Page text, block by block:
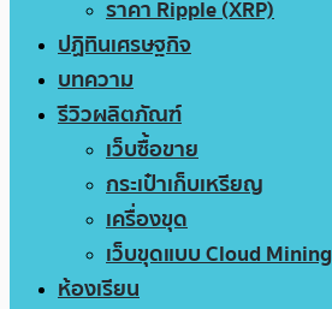
ราคา Ripple (XRP)
ปฏิทินเศรษฐกิจ
บทความ
รีวิวผลิตภัณฑ์
เว็บซื้อขาย
กระเป๋าเก็บเหรียญ
เครื่องขุด
เว็บขุดแบบ Cloud Mining
ห้องเรียน